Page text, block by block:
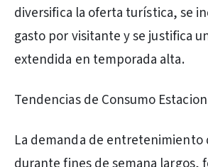
diversifica la oferta turística, se
gasto por visitante y se justifica
extendida en temporada alta.
Tendencias de Consumo
La demanda de entretenimiento